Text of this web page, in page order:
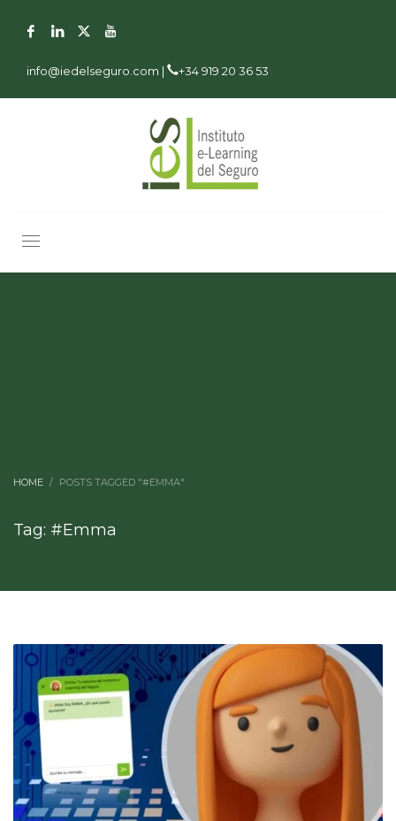
info@iedelseguro.com | +34 919 20 36 53
HOME POSTS TAGGED "#EMMA"
Tag: #Emma